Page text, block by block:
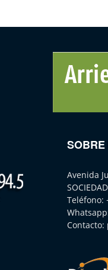
Avenida
Teléfono:
Contacto: